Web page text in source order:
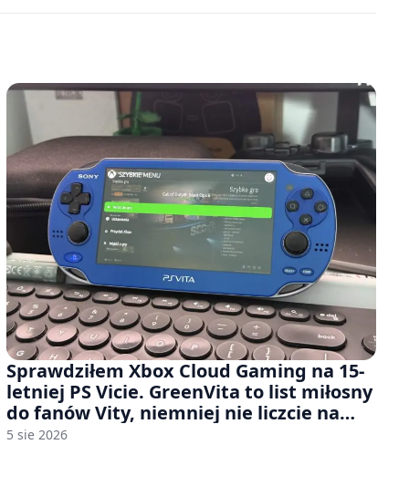
Sprawdziłem Xbox Cloud Gaming na 15-
letniej PS Vicie. GreenVita to list miłosny
do fanów Vity, niemniej nie liczcie na
zbyt wiele [FELIETON]
5 sie 2026